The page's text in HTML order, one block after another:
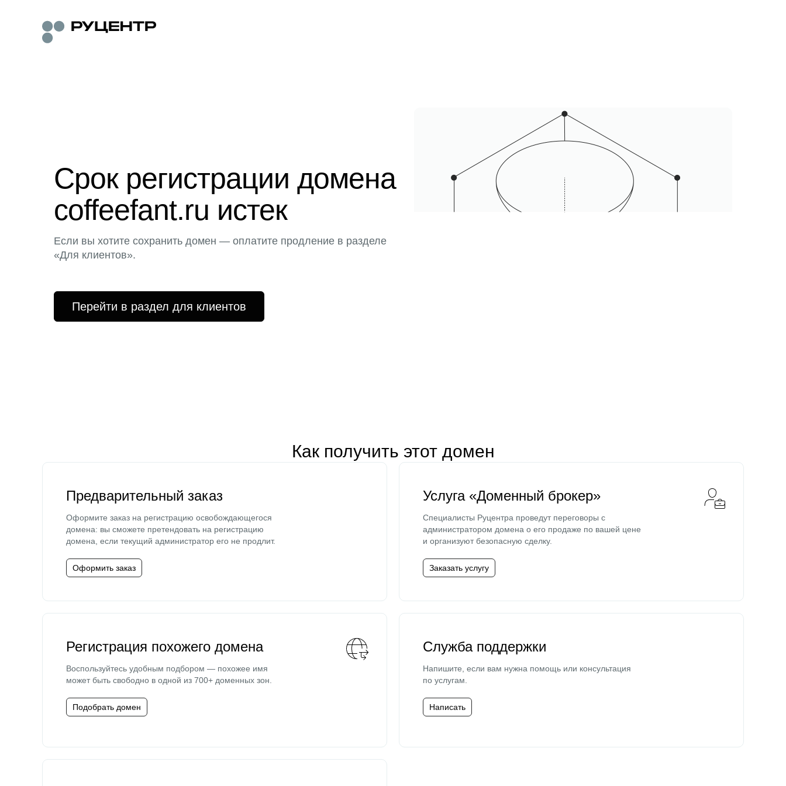
Срок регистрации домена
coffeefant.ru истек
Если вы хотите сохранить домен — оплатите продление в разделе
«Для клиентов».
Перейти в раздел для клиентов
Как получить этот домен
Предварительный заказ
Оформите заказ на регистрацию освобождающегося
домена: вы сможете претендовать на регистрацию
домена, если текущий администратор его не продлит.
Оформить заказ
Услуга «Доменный брокер»
Специалисты Руцентра проведут переговоры с
администратором домена о его продаже по вашей цене
и организуют безопасную сделку.
Заказать услугу
Регистрация похожего домена
Воспользуйтесь удобным подбором — похожее имя
может быть свободно в одной из 700+ доменных зон.
Подобрать домен
Служба поддержки
Напишите, если вам нужна помощь или консультация
по услугам.
Написать